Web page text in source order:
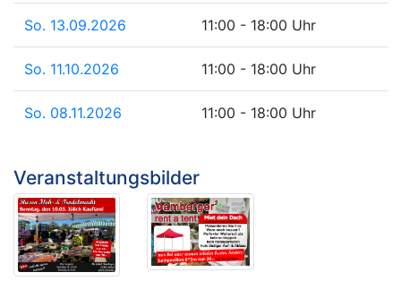
So. 13.09.2026 11:00 - 18:00 Uhr
So. 11.10.2026 11:00 - 18:00 Uhr
So. 08.11.2026 11:00 - 18:00 Uhr
Veranstaltungsbilder